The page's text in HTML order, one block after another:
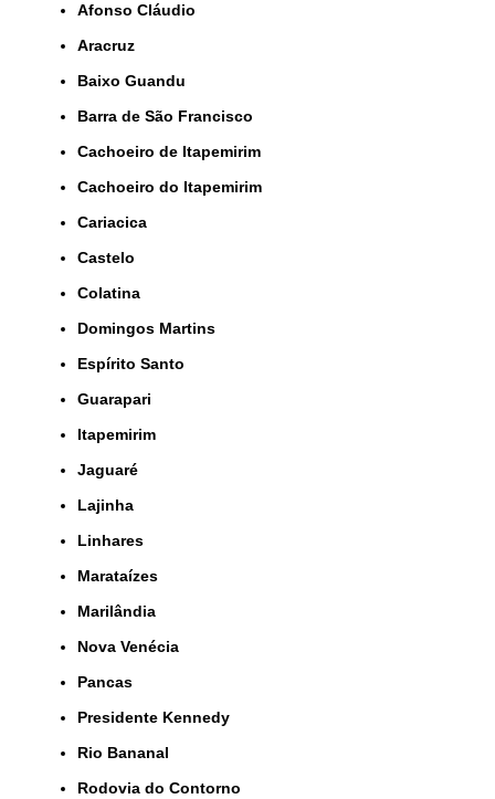
Afonso Cláudio
Aracruz
Baixo Guandu
Barra de São Francisco
Cachoeiro de Itapemirim
Cachoeiro do Itapemirim
Cariacica
Castelo
Colatina
Domingos Martins
Espírito Santo
Guarapari
Itapemirim
Jaguaré
Lajinha
Linhares
Marataízes
Marilândia
Nova Venécia
Pancas
Presidente Kennedy
Rio Bananal
Rodovia do Contorno